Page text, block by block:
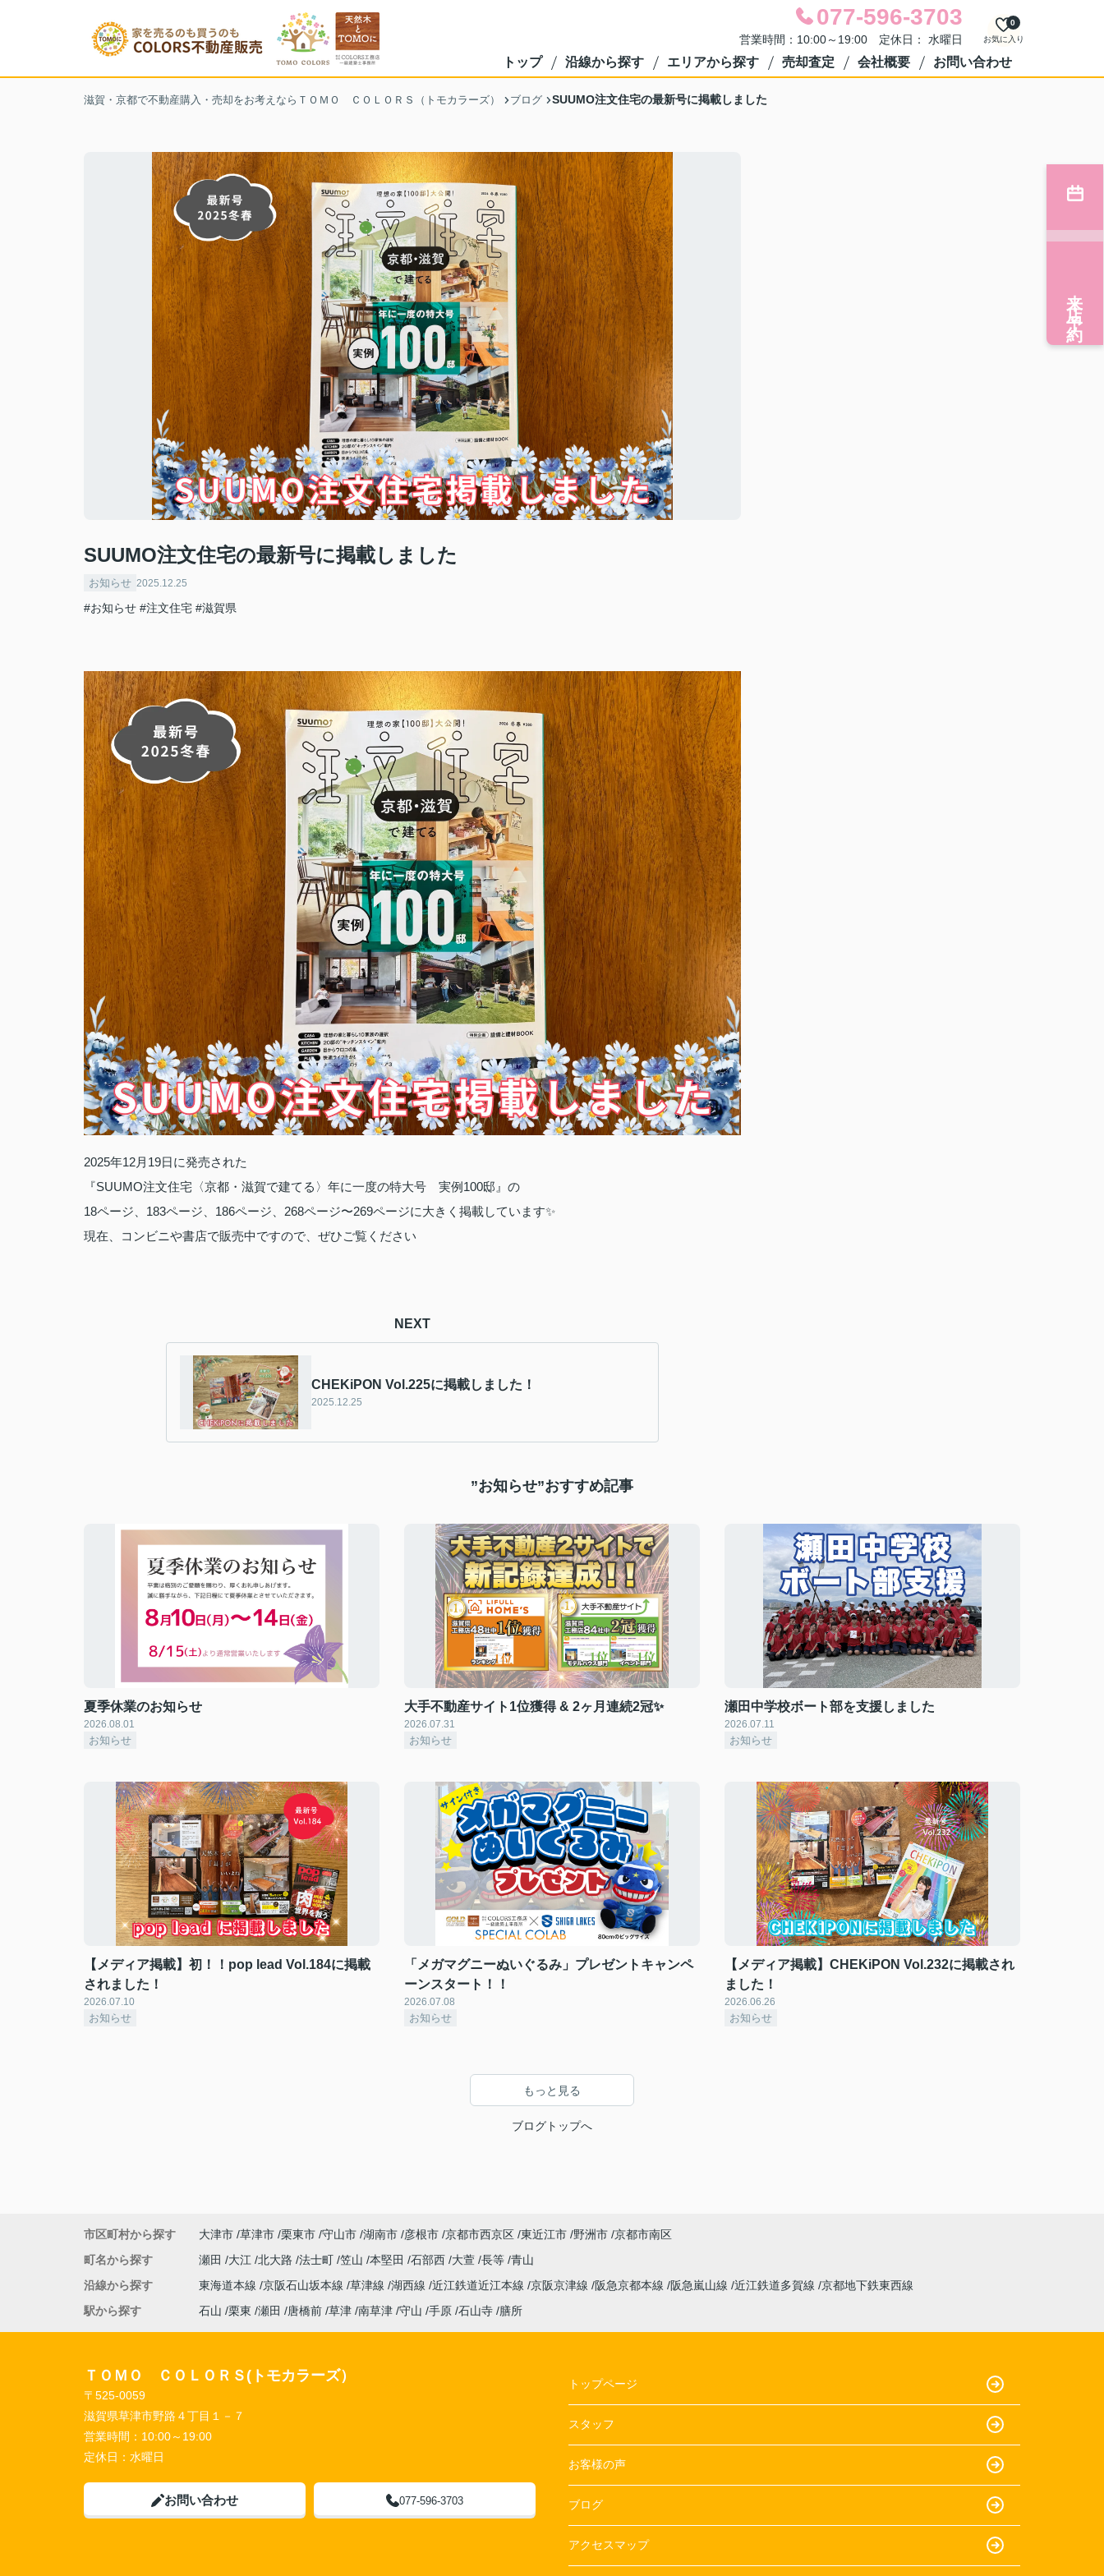
077-596-3703
営業時間：10:00～19:00 定休日： 水曜日 お気に入り
0
トップ 沿線から探す エリアから探す 売却査定 会社概要 お問い合わせ
滋賀・京都で不動産購入・売却をお考えならＴＯＭＯ ＣＯＬＯＲＳ（トモカラーズ） ブログ SUUMO注文住宅の最新号に掲載しました
SUUMO注文住宅の最新号に掲載しました
お知らせ 2025.12.25
#お知らせ #注文住宅 #滋賀県
2025年12月19日に発売された
『SUUMO注文住宅〈京都・滋賀で建てる〉年に一度の特大号 実例100邸』の
18ページ、183ページ、186ページ、268ページ〜269ページに大きく掲載しています✨
現在、コンビニや書店で販売中ですので、ぜひご覧ください
NEXT
CHEKiPON Vol.225に掲載しました！
2025.12.25
”お知らせ”おすすめ記事
夏季休業のお知らせ
2026.08.01
お知らせ
大手不動産サイト1位獲得 & 2ヶ月連続2冠✨
2026.07.31
お知らせ
瀬田中学校ボート部を支援しました
2026.07.11
お知らせ
【メディア掲載】初！！pop lead Vol.184に掲載
されました！
2026.07.10
お知らせ
「メガマグニーぬいぐるみ」プレゼントキャンペ
ーンスタート！！
2026.07.08
お知らせ
【メディア掲載】CHEKiPON Vol.232に掲載され
ました！
2026.06.26
お知らせ
もっと見る
ブログトップへ
来店予約
市区町村から探す 大津市 草津市 栗東市 守山市 湖南市 彦根市 京都市西京区 東近江市 野洲市 京都市南区
町名から探す
瀬田 大江 北大路 法士町 笠山 本堅田 石部西 大萱 長等 青山
沿線から探す
東海道本線 京阪石山坂本線 草津線 湖西線 近江鉄道近江本線 京阪京津線 阪急京都本線 阪急嵐山線 近江鉄道多賀線 京都地下鉄東西線
駅から探す
石山 栗東 瀬田 唐橋前 草津 南草津 守山 手原 石山寺 膳所
ＴＯＭＯ ＣＯＬＯＲＳ(トモカラーズ）
〒525-0059
滋賀県草津市野路４丁目１－７
営業時間： 10:00～19:00
定休日： 水曜日
お問い合わせ 077-596-3703
トップページ
スタッフ
お客様の声
ブログ
アクセスマップ